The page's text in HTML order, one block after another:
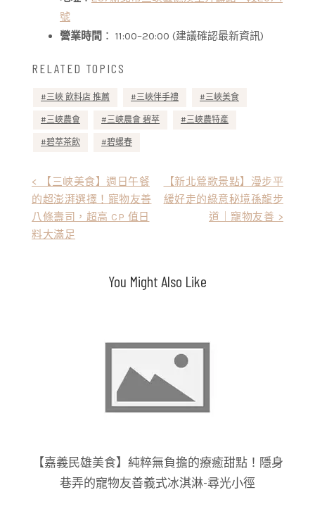
號
營業時間 ： 11:00–20:00 (建議確認最新資訊)
RELATED TOPICS
三峽 飲料店 推薦 三峽伴手禮 三峽美食
三峽農會 三峽農會 碧萃 三峽農特產
碧萃茶飲 碧螺春
< 【三峽美食】週日午餐
的超澎湃選擇！寵物友善
八條壽司，超高 CP 值日
料大滿足
【新北鶯歌景點】漫步平
緩好走的綠意秘境孫龍步
道｜寵物友善 >
You Might Also Like
【嘉義民雄美食】純粹無負擔的療癒甜點！隱身
巷弄的寵物友善義式冰淇淋-尋光小徑